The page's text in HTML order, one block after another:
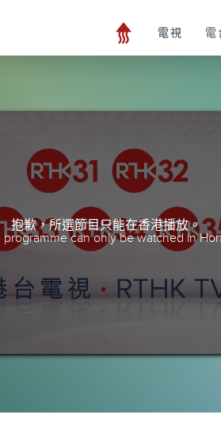
電視 電
抱歉，所選節目只能在香港播放。
programme can only be watched in